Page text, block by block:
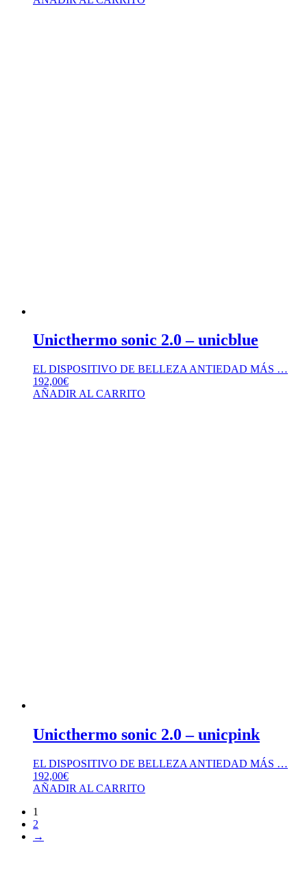
Unicthermo sonic 2.0 – unicblue
EL DISPOSITIVO DE BELLEZA ANTIEDAD MÁS …
192,00€
AÑADIR AL CARRITO
Unicthermo sonic 2.0 – unicpink
EL DISPOSITIVO DE BELLEZA ANTIEDAD MÁS …
192,00€
AÑADIR AL CARRITO
1
2
→